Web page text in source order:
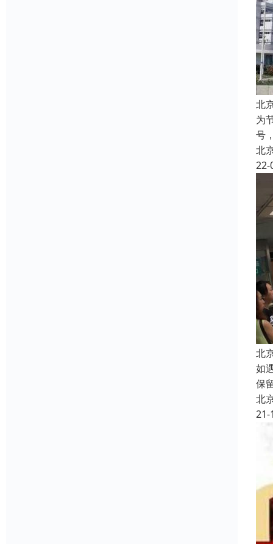
北
为
号
北
22-
北
如
保
北
21-